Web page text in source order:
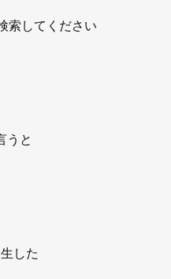
索してください
うと
した